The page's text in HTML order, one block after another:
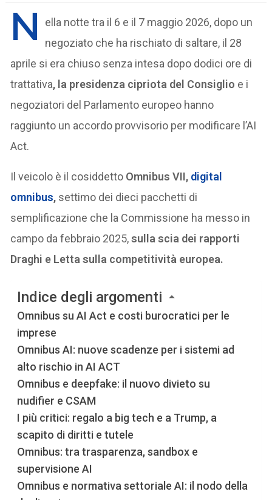
N
ella notte tra il 6 e il 7 maggio 2026, dopo un
negoziato che ha rischiato di saltare, il 28
aprile si era chiuso senza intesa dopo dodici ore di
trattativa, la presidenza cipriota del Consiglio e i
negoziatori del Parlamento europeo hanno
raggiunto un accordo provvisorio per modificare l’AI
Act.
Il veicolo è il cosiddetto Omnibus VII, digital
omnibus, settimo dei dieci pacchetti di
semplificazione che la Commissione ha messo in
campo da febbraio 2025,sulla scia dei rapporti
Draghi e Letta sulla competitività europea.
Indice degli argomenti
Omnibus su AI Act e costi burocratici per le
imprese
Omnibus AI: nuove scadenze per i sistemi ad
alto rischio in AI ACT
Omnibus e deepfake: il nuovo divieto su
nudifier e CSAM
I più critici: regalo a big tech e a Trump, a
scapito di diritti e tutele
Omnibus: tra trasparenza, sandbox e
supervisione AI
Omnibus e normativa settoriale AI: il nodo della